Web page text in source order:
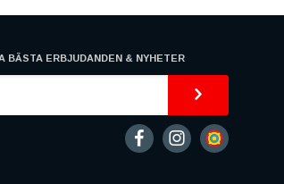
BÄSTA ERBJUDANDEN & NYHETER